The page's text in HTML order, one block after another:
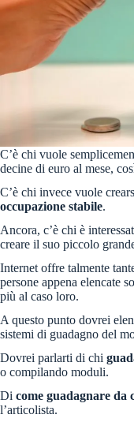
C’è chi vuole
decine di euro al mese,
C’è chi invece vuole
occupazione stabile.
Ancora, c’è chi è
creare il suo piccolo
Internet offre talmente
persone appena elencate
più al caso loro.
A questo punto dovrei
sistemi di guadagno del
Dovrei parlarti di chi
o compilando moduli.
Di come guadagnare da
l’articolista.